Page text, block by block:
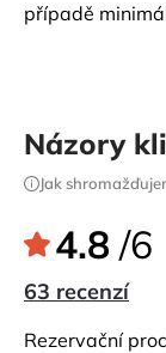
případě
Názory
Jak
4.8 /6
63 recenzí
rezervační